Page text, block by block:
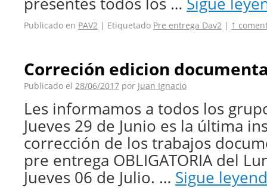
Publicado en PAV2 | Etiquetado Pre entrega Dav2 | 1
Correción edicion
Publicado el 28/06/2017 por Juan Ignacio
Les informamos a todos los
Jueves 29 de Junio es la última
corrección de los trabajos
pre entrega OBLIGATORIA del
Jueves 06 de Julio. … Sigue